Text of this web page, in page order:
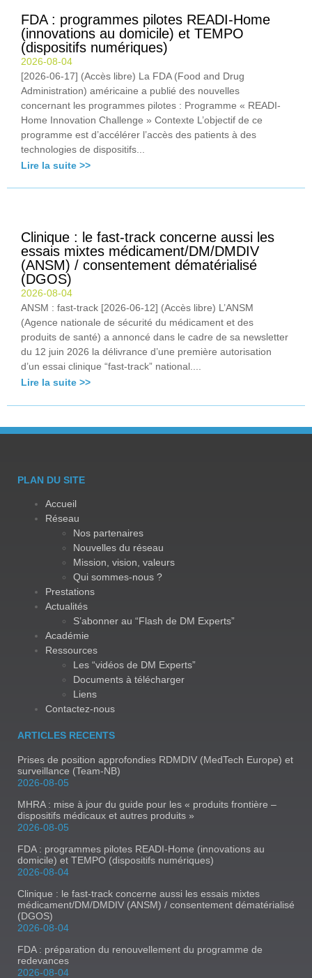
FDA : programmes pilotes READI-Home
(innovations au domicile) et TEMPO
(dispositifs numériques)
2026-08-04
[2026-06-17] (Accès libre) La FDA (Food and Drug
Administration) américaine a publié des nouvelles
concernant les programmes pilotes : Programme « READI-
Home Innovation Challenge » Contexte L’objectif de ce
programme est d’accélérer l’accès des patients à des
technologies de dispositifs...
Lire la suite >>
Clinique : le fast-track concerne aussi les
essais mixtes médicament/DM/DMDIV
(ANSM) / consentement dématérialisé
(DGOS)
2026-08-04
ANSM : fast-track [2026-06-12] (Accès libre) L’ANSM
(Agence nationale de sécurité du médicament et des
produits de santé) a annoncé dans le cadre de sa newsletter
du 12 juin 2026 la délivrance d’une première autorisation
d’un essai clinique “fast-track” national....
Lire la suite >>
PLAN DU SITE
Accueil
Réseau
Nos partenaires
Nouvelles du réseau
Mission, vision, valeurs
Qui sommes-nous ?
Prestations
Actualités
S’abonner au “Flash de DM Experts”
Académie
Ressources
Les “vidéos de DM Experts”
Documents à télécharger
Liens
Contactez-nous
ARTICLES RECENTS
Prises de position approfondies RDMDIV (MedTech Europe) et
surveillance (Team-NB)
2026-08-05
MHRA : mise à jour du guide pour les « produits frontière –
dispositifs médicaux et autres produits »
2026-08-05
FDA : programmes pilotes READI-Home (innovations au
domicile) et TEMPO (dispositifs numériques)
2026-08-04
Clinique : le fast-track concerne aussi les essais mixtes
médicament/DM/DMDIV (ANSM) / consentement dématérialisé
(DGOS)
2026-08-04
FDA : préparation du renouvellement du programme de
redevances
2026-08-04